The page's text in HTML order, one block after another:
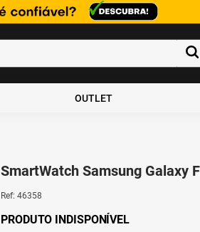
OUTLET
SmartWatch Samsung Galaxy
Ref: 46358